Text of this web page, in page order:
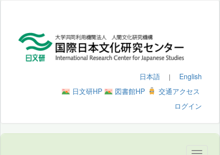
日本語 ｜ English
日文研HP
図書館HP
交通アクセス
ログイン